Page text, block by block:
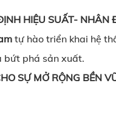
HIỆU SUẤT- NHÂN
tự hào triển khai hệ
bứt phá sản xuất.
SỰ MỞ RỘNG BỀN